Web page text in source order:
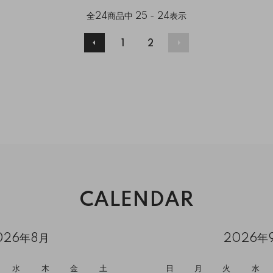
全24商品中 25 - 24表示
2
CALENDAR
年8月
水 木 金 土
2026年
日 月 火 水